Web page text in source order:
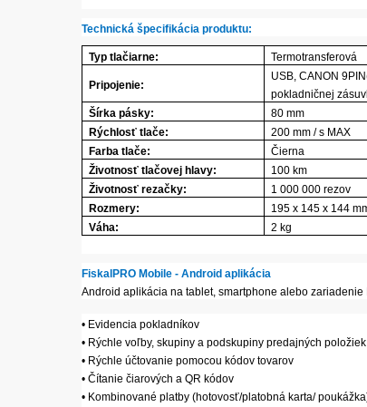
Technická špecifikácia produktu:
Typ tlačiarne: Termotransferová
Pripojenie:
USB, CANON
pokladničnej
Šírka pásky:
80 mm
Rýchlosť tlače:
200 mm / s MAX
Farba tlače:
Čierna
Životnosť tlačovej hlavy:
100 km
Životnosť rezačky:
1 000 000 rezov
Rozmery:
195 x 145 x 144
Váha:
2 kg
FiskalPRO Mobile - Android aplikácia
Android aplikácia na tablet, smartphone alebo
• Evidencia pokladníkov
• Rýchle voľby, skupiny a podskupiny predajných položiek
• Rýchle účtovanie pomocou kódov tovarov
• Čítanie čiarových a QR kódov
• Kombinované platby (hotovosť/platobná karta/